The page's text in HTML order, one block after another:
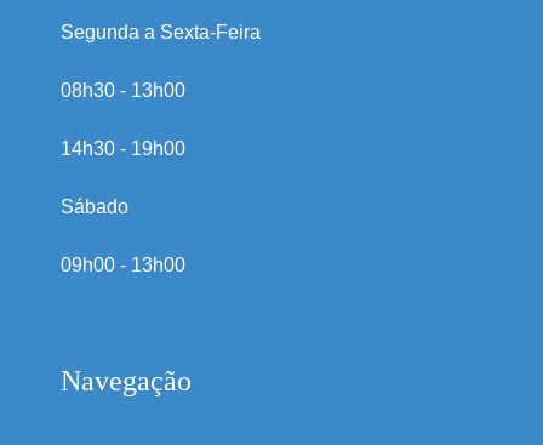
Segunda a Sexta-Feira
08h30 - 13h00
14h30 - 19h00
Sábado
09h00 - 13h00
Navegação